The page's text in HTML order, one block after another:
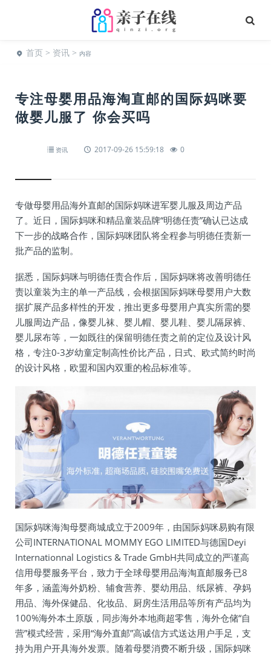
首页 > 资讯 > 内容
专注母婴用品海淘直邮的国际妈咪要
做婴儿服了 你会买吗
资讯 2017-09-26 15:59:18 0
专做母婴用品海外直邮的国际妈咪进军婴儿服及周边产品
了。近日，国际妈咪和精品童装品牌“明德任责”确认已达成
下一步的战略合作，国际妈咪团队将全程参与明德任责新一
批产品的监制。
据悉，国际妈咪与明德任责合作后，国际妈咪将改善明德任
责以童装为主的单一产品线，会根据国际妈咪母婴用户大数
据扩展产品多样性的开发，推出更多母婴用户真实所需的婴
儿服周边产品，像婴儿袜、婴儿帽、婴儿鞋、婴儿隔尿裤、
婴儿尿布等，一如既往的保留明德任责之前的定位及设计风
格，专注0-3岁幼童定制高性价比产品，日式、欧式简约时尚
的设计风格，欧盟和国内双重的检品标准等。
国际妈咪海淘母婴商城成立于2009年，由国际妈咪易购有限
公司INTERNATIONAL MOMMY EGO LIMITED与德国Deyi
Internationnal Logistics & Trade GmbH共同成立的严谨高
信用母婴服务平台，致力于全球母婴用品海淘直邮服务已8
年多，涵盖海外奶粉、辅食营养、婴幼用品、纸尿裤、孕妈
用品、海外保健品、化妆品、厨房生活用品等所有产品均为
100%海外本土原版，同步海外本地商超零售，海外仓储“自
营”模式经营，采用“海外直邮”高诚信方式送达用户手足，支
持为用户开具海外发票。随着母婴消费不断升级，国际妈咪